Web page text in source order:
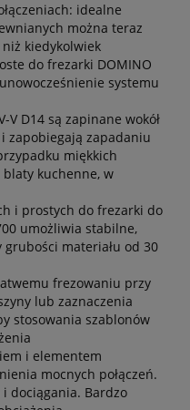
idealne
można teraz
kiedykolwiek
do frezarki DOMINO
systemu
V D14 są zapinane wokół
zapobiegają zapadaniu
miękkich
blaty kuchenne, w
i prostych do frezarki do
umożliwia stabilne,
grubości materiału od 30
frezowaniu przy
lub zaznaczenia
stosowania szablonów
i elementem
mocnych połączeń.
i dociągania. Bardzo